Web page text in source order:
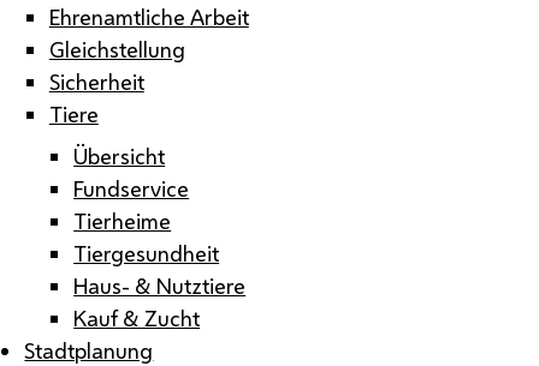
Ehrenamtliche Arbeit
Gleichstellung
Sicherheit
Tiere
Übersicht
Fundservice
Tierheime
Tiergesundheit
Haus- & Nutztiere
Kauf & Zucht
Stadtplanung